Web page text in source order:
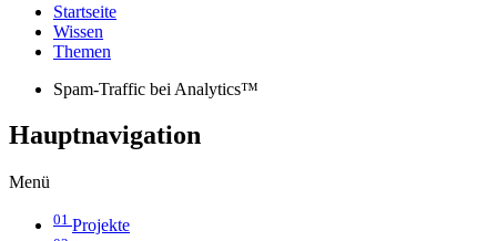
Startseite
Wissen
Themen
Spam-Traffic bei Analytics™
Hauptnavigation
Menü
01 Projekte